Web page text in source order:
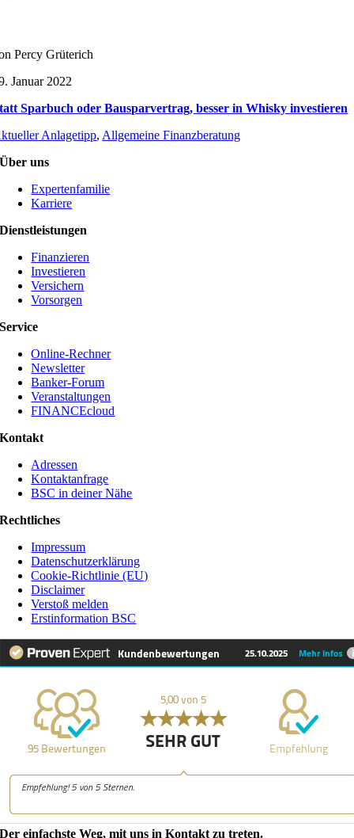
Percy Grüterich
Januar 2022
Sparbuch oder Bausparvertrag, besser in Whisky investieren
Anlagetipp, Allgemeine Finanzberatung
Über uns
Expertenfamilie
Karriere
Dienstleistungen
Finanzieren
Investieren
Versichern
Vorsorgen
Service
Online-Rechner
Newsletter
Banker-Forum
Veranstaltungen
FINANCEcloud
Kontakt
Adressen
Kontaktanfrage
BSC in deiner Nähe
Rechtliches
Impressum
Datenschutzerklärung
Cookie-Richtlinie (EU)
Disclaimer
Verstoß melden
Erstinformation BSC
Der einfachste Weg, mit uns in Kontakt zu treten.